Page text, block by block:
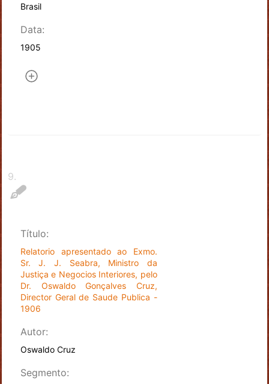
Brasil
Data:
1905
9.
Título:
Relatorio apresentado ao Exmo.
Sr. J. J. Seabra, Ministro da
Justiça e Negocios Interiores, pelo
Dr. Oswaldo Gonçalves Cruz,
Director Geral de Saude Publica -
1906
Autor:
Oswaldo Cruz
Segmento: